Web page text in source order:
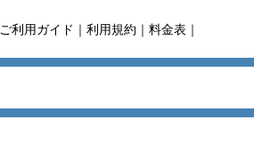
ご利用ガイド ｜ 利用規約 ｜ 料金表 ｜